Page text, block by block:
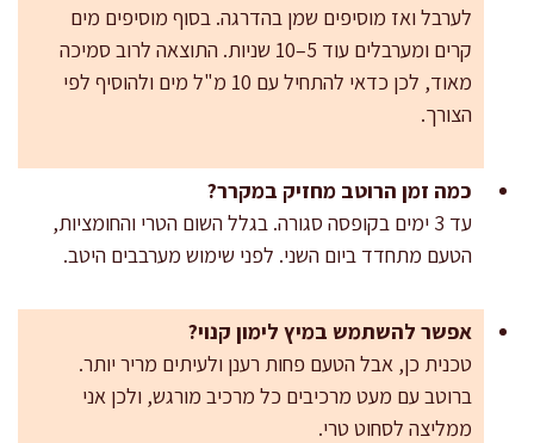
לערבל ואז מוסיפים שמן בהדרגה. בסוף מוסיפים מים
קרים ומערבלים עוד 5–10 שניות. התוצאה לרוב סמיכה
מאוד, לכן כדאי להתחיל עם 10 מ"ל מים ולהוסיף לפי
הצורך.
כמה זמן הרוטב מחזיק במקרר?
עד 3 ימים בקופסה סגורה. בגלל השום הטרי והחומציות,
הטעם מתחדד ביום השני. לפני שימוש מערבבים היטב.
אפשר להשתמש במיץ לימון קנוי?
טכנית כן, אבל הטעם פחות רענן ולעיתים מריר יותר.
ברוטב עם מעט מרכיבים כל מרכיב מורגש, ולכן אני
ממליצה לסחוט טרי.